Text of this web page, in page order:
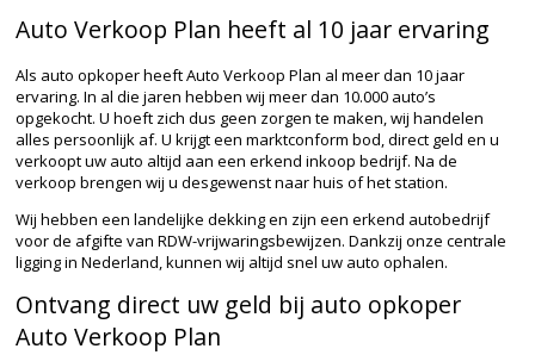
Auto Verkoop Plan heeft al 10 jaar ervaring
Als auto opkoper heeft Auto Verkoop Plan al meer dan 10 jaar
ervaring. In al die jaren hebben wij meer dan 10.000 auto’s
opgekocht. U hoeft zich dus geen zorgen te maken, wij handelen
alles persoonlijk af. U krijgt een marktconform bod, direct geld en u
verkoopt uw auto altijd aan een erkend inkoop bedrijf. Na de
verkoop brengen wij u desgewenst naar huis of het station.
Wij hebben een landelijke dekking en zijn een erkend autobedrijf
voor de afgifte van RDW-vrijwaringsbewijzen. Dankzij onze centrale
ligging in Nederland, kunnen wij altijd snel uw auto ophalen.
Ontvang direct uw geld bij auto opkoper
Auto Verkoop Plan